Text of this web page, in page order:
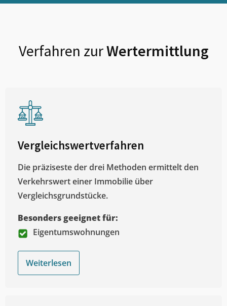
Verfahren zurWertermittlung
Vergleichswertverfahren
Die präziseste der drei Methoden ermittelt den
Verkehrswert einer Immobilie über
Vergleichsgrundstücke.
Besonders geeignet für:
Eigentumswohnungen
Weiterlesen